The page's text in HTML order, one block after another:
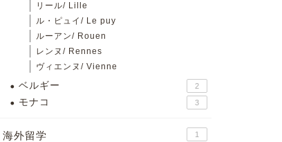
リール/ Lille
ル・ピュイ/ Le puy
ルーアン/ Rouen
レンヌ/ Rennes
ヴィエンヌ/ Vienne
ベルギー 2
モナコ 3
海外留学 1